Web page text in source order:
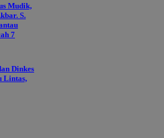
Mudik,
S.
7
Dinkes
Lintas,